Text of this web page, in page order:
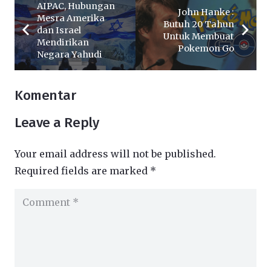
AIPAC, Hubungan
Mesra Amerika
dan Israel
Mendirikan
Negara Yahudi
John Hanke :
Butuh 20 Tahun
Untuk Membuat
Pokemon Go
Komentar
Leave a Reply
Your email address will not be published.
Required fields are marked *